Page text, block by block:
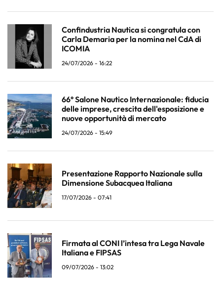
Confindustria Nautica si congratula con
Carla Demaria per la nomina nel CdA di
ICOMIA
24/07/2026 - 16:22
66° Salone Nautico Internazionale: fiducia
delle imprese, crescita dell'esposizione e
nuove opportunità di mercato
24/07/2026 - 15:49
Presentazione Rapporto Nazionale sulla
Dimensione Subacquea Italiana
17/07/2026 - 07:41
Firmata al CONI l’intesa tra Lega Navale
Italiana e FIPSAS
09/07/2026 - 13:02